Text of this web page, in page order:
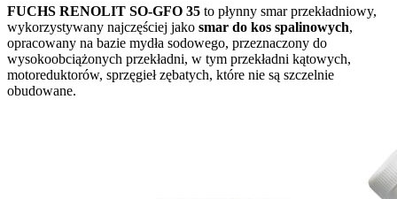
FUCHS RENOLIT SO-GFO 35 to płynny smar przekładniowy,
wykorzystywany najczęściej jako smar do kos spalinowych,
opracowany na bazie mydła sodowego, przeznaczony do
wysokoobciążonych przekładni, w tym przekładni kątowych,
motoreduktorów, sprzęgieł zębatych, które nie są szczelnie
obudowane.